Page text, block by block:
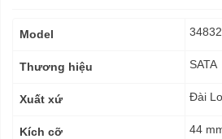
kỹ
Model 34832
Thương hiệu SATA
Xuất xứ Đài
Kích cỡ 44